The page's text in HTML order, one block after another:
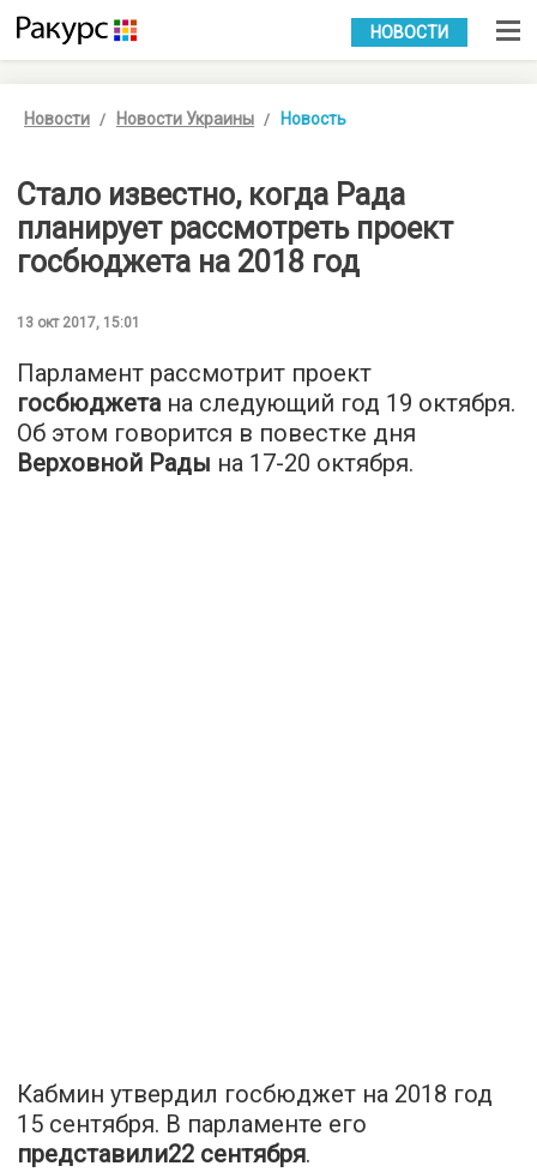
УКР РУС
НОВОСТИ
Новости Новости Украины Новость
Стало известно, когда Рада
планирует рассмотреть проект
госбюджета на 2018 год
13 окт 2017, 15:01
Парламент рассмотрит проект
госбюджетана следующий год 19 октября.
Об этом говорится в повестке дня
Верховной Рады на 17-20 октября.
Кабмин утвердил госбюджет на 2018 год
15 сентября. В парламенте его
представили22 сентября.